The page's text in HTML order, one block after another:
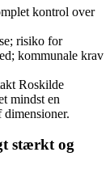
kontrol over
risiko for
kommunale krav
Roskilde
mindst en
stærkt og